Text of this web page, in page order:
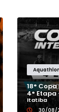
18°
4°
Itatiba
30/08/